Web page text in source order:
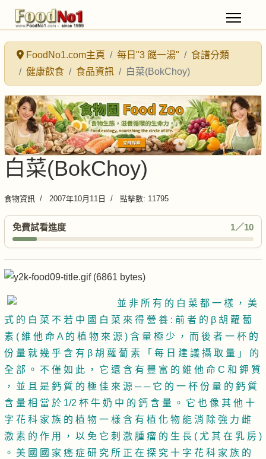
FoodNo1.com主頁 每日"3 餸一湯"
食譜分類
健康飲食
食品資訊 白菜(BokChoy)
白菜(BokChoy)
食物資訊 2007年10月11日 點擊數: 11795
免費試看進度 1／10
並 非 所 有 的 白 菜 都 一 樣 ， 美
式 的 白 菜 不 若 中 國 白 菜 來 得 營 養 : 前 者 的 β 胡 蘿 蔔
素 ( 維 他 命 A 的 植 物 來 源 ) 含 量 極 少 ， 而 後 者 一 杯 的
份 量 就 幾 乎 含 有 β 胡 蘿 蔔 素 「 每 日 建 議 攝 取 量 」 的
全 部 。 不 僅 如 此 ， 它 還 含 有 豐 富 的 維 他 命 C 和 鉀 質
， 並 且 是 鈣 質 的 極 佳 來 源 ─ ─ 它 的 一 杯 份 量 的 鈣 質
含 量 相 當 於 1/2 杯 牛 奶 中 的 鈣 含 量 。 它 也 像 其 他 十
字 花 科 家 族 的 植 物 一 樣 含 有 植 化 物 能 消 除 強 力 雌
激 素 的 作 用 ， 以 免 它 刺 激 腫 瘤 的 生 長 ( 尤 其 在 乳 房 )
。 美 國 國 家 癌 症 研 究 所 正 在 探 究 十 字 花 科 家 族 的